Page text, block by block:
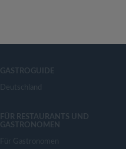
GASTROGUIDE
Deutschland
FÜR RESTAURANTS UND
GASTRONOMEN
Für Gastronomen